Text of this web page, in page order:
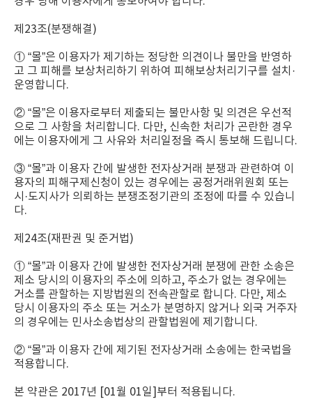
제23조(분쟁해결)
① “몰”은 이용자가 제기하는 정당한 의견이나 불만을 반영하
고 그 피해를 보상처리하기 위하여 피해보상처리기구를 설치·
운영합니다.
② “몰”은 이용자로부터 제출되는 불만사항 및 의견은 우선적
으로 그 사항을 처리합니다. 다만, 신속한 처리가 곤란한 경우
에는 이용자에게 그 사유와 처리일정을 즉시 통보해 드립니다.
③ “몰”과 이용자 간에 발생한 전자상거래 분쟁과 관련하여 이
용자의 피해구제신청이 있는 경우에는 공정거래위원회 또는
시·도지사가 의뢰하는 분쟁조정기관의 조정에 따를 수 있습니
다.
제24조(재판권 및 준거법)
① “몰”과 이용자 간에 발생한 전자상거래 분쟁에 관한 소송은
제소 당시의 이용자의 주소에 의하고, 주소가 없는 경우에는
거소를 관할하는 지방법원의 전속관할로 합니다. 다만, 제소
당시 이용자의 주소 또는 거소가 분명하지 않거나 외국 거주자
의 경우에는 민사소송법상의 관할법원에 제기합니다.
② “몰”과 이용자 간에 제기된 전자상거래 소송에는 한국법을
적용합니다.
본 약관은 2017년 [01월 01일]부터 적용됩니다.